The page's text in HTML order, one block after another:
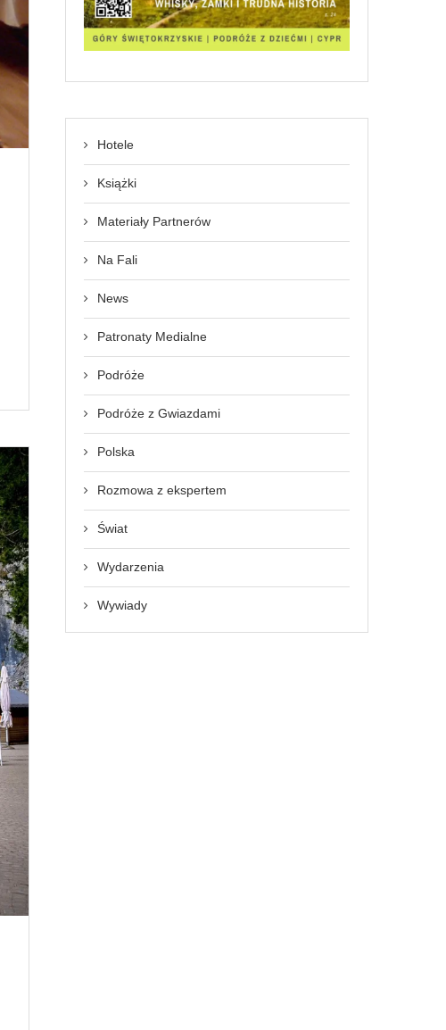
Hotele
Książki
Materiały Partnerów
Na Fali
News
Patronaty Medialne
Podróże
Podróże z Gwiazdami
Polska
Rozmowa z ekspertem
Świat
Wydarzenia
Wywiady